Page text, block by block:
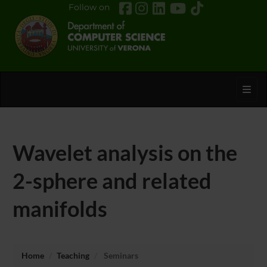
Follow on
Wavelet analysis on the
2-sphere and related
manifolds
Home Teaching Seminars